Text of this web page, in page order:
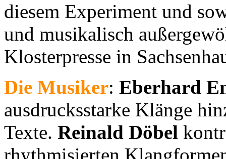
diesem Experiment und
und musikalisch
Klosterpresse in
Die Musiker: Eberhard
ausdrucksstarke Klänge
Texte. Reinald Döbel